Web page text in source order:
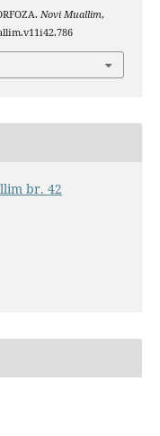
Novi Muallim,
br. 42